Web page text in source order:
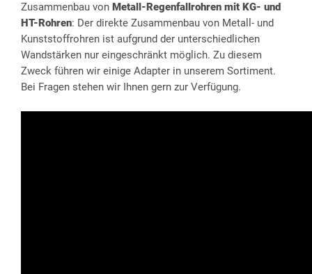
Zusammenbau von Metall-Regenfallrohren mit KG- und
HT-Rohren: Der direkte Zusammenbau von Metall- und
Kunststoffrohren ist aufgrund der unterschiedlichen
Wandstärken nur eingeschränkt möglich. Zu diesem
Zweck führen wir einige Adapter in unserem Sortiment.
Bei Fragen stehen wir Ihnen gern zur Verfügung.